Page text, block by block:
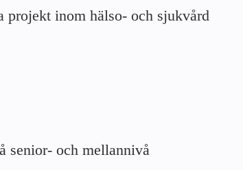
projekt inom hälso- och sjukvård
senior- och mellannivå